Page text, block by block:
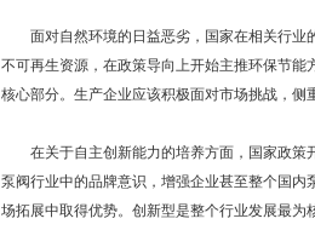
面对自然环境的日益恶劣，国家在相关行业
不可再生资源，在政策导向上开始主推环保节
核心部分。生产企业应该积极面对市场挑战，侧
在关于自主创新能力的培养方面，国家政策
泵阀行业中的品牌意识，增强企业甚至整个国
场拓展中取得优势。创新型是整个行业发展最为